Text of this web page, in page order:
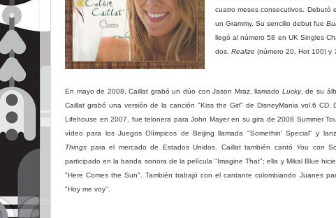
cuatro meses consecutivos.​ Debutó
un Grammy. Su sencillo debut fue
llegó al número 58 en UK Singles
dos, Realize(número 20, Hot 100) y
En mayo de 2008, Caillat grabó un dúo con Jason Mraz, llamado Lucky, de su
Caillat grabó una versión de la canción "Kiss the Girl" de DisneyMania vol.6
Lifehouse en 2007, fue telonera para John Mayer en su gira de 2008 Summer
vídeo para los Juegos Olímpicos de Beijing llamada "Somethin' Special" y
Things para el mercado de Estados Unidos. Caillat también cantó You con
participado en la banda sonora de la película "Imagine That"; ella y Mikal Blue
"Here Comes the Sun". También trabajó con el cantante colombiando Juanes
"Hoy me voy".